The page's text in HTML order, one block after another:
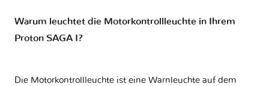
Warum leuchtet die Motorkontrollleuchte in Ihrem
Proton SAGA I?
Die Motorkontrollleuchte ist eine Warnleuchte auf dem